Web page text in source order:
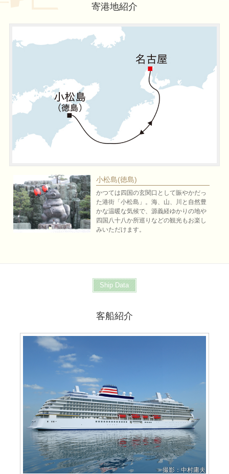
寄港地紹介
小松島(徳島)
かつては四国の玄関口として賑やかだっ
た港街「小松島」。海、山、川と自然豊
かな温暖な気候で、源義経ゆかりの地や
四国八十八か所巡りなどの観光もお楽し
みいただけます。
Ship Data
客船紹介
撮影：中村庸夫